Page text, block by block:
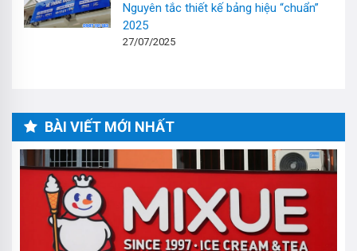
Nguyên tắc thiết kế bảng hiệu “chuẩn”
2025
27/07/2025
BÀI VIẾT MỚI NHẤT